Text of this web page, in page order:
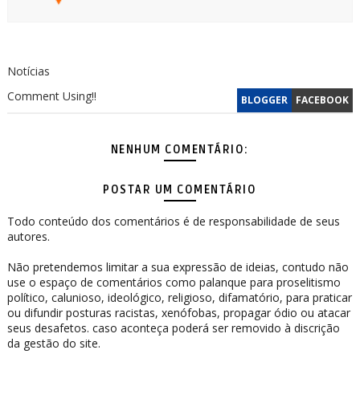
Notícias
BLOGGER FACEBOOK
Comment Using!!
NENHUM COMENTÁRIO:
POSTAR UM COMENTÁRIO
Todo conteúdo dos comentários é de responsabilidade de seus
autores.
Não pretendemos limitar a sua expressão de ideias, contudo não
use o espaço de comentários como palanque para proselitismo
político, calunioso, ideológico, religioso, difamatório, para praticar
ou difundir posturas racistas, xenófobas, propagar ódio ou atacar
seus desafetos. caso aconteça poderá ser removido à discrição
da gestão do site.